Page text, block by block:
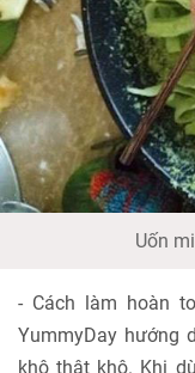
Uốn
- Cách làm hoàn
YummyDay hướng
khô thật khô. Khi